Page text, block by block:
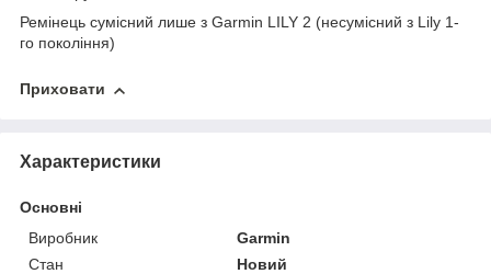
Ремінець сумісний лише з Garmin LILY 2 (несумісний з Lily 1-
го покоління)
Приховати
Характеристики
Основні
Виробник
Garmin
Стан
Новий